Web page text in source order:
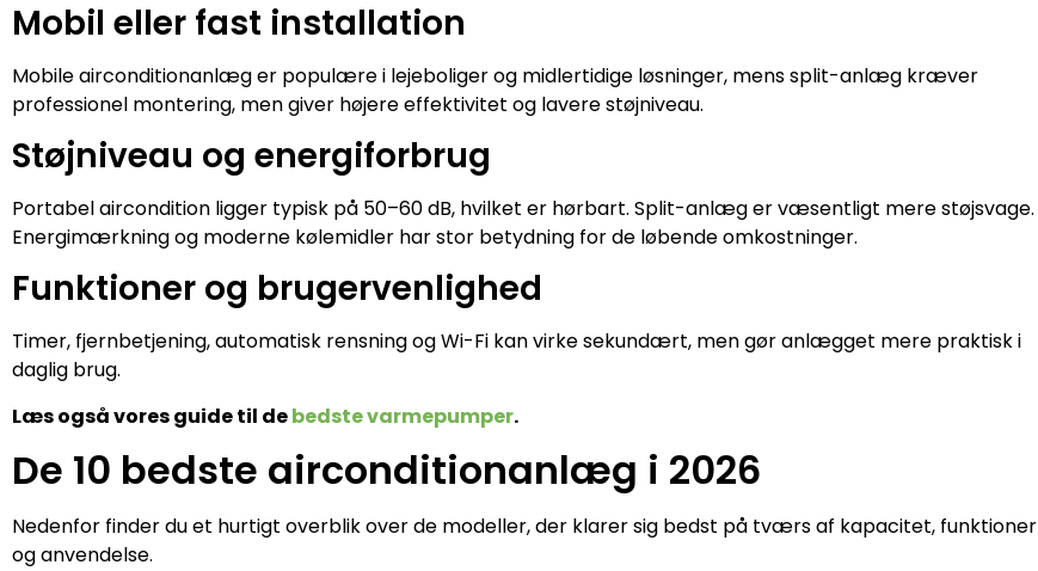
Mobil eller fast installation
Mobile airconditionanlæg er populære i lejeboliger og midlertidige løsninger, mens split-anlæg kræver
professionel montering, men giver højere effektivitet og lavere støjniveau.
Støjniveau og energiforbrug
Portabel aircondition ligger typisk på 50–60 dB, hvilket er hørbart. Split-anlæg er væsentligt mere støjsvage.
Energimærkning og moderne kølemidler har stor betydning for de løbende omkostninger.
Funktioner og brugervenlighed
Timer, fjernbetjening, automatisk rensning og Wi-Fi kan virke sekundært, men gør anlægget mere praktisk i
daglig brug.
Læs også vores guide til debedste varmepumper.
De 10 bedste airconditionanlæg i 2026
Nedenfor finder du et hurtigt overblik over de modeller, der klarer sig bedst på tværs af kapacitet, funktioner
og anvendelse.